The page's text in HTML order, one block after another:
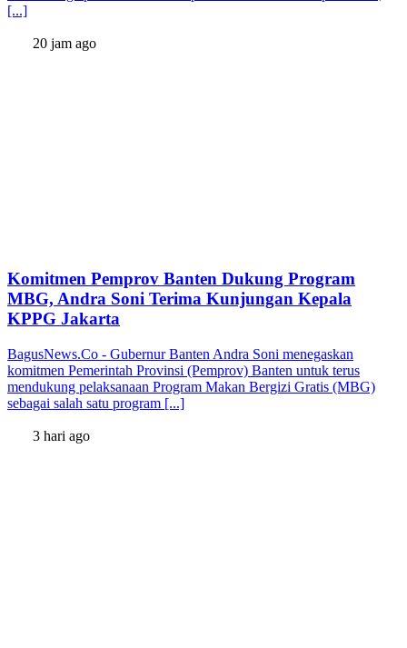
[...]
20 jam ago
Komitmen Pemprov Banten Dukung Program
MBG, Andra Soni Terima Kunjungan Kepala
KPPG Jakarta
BagusNews.Co - Gubernur Banten Andra Soni menegaskan
komitmen Pemerintah Provinsi (Pemprov) Banten untuk terus
mendukung pelaksanaan Program Makan Bergizi Gratis (MBG)
sebagai salah satu program [...]
3 hari ago